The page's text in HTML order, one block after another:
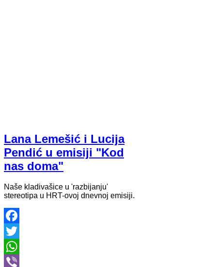
Lana Lemešić i Lucija
Pendić u emisiji "Kod
nas doma"
Naše kladivašice u 'razbijanju'
stereotipa u HRT-ovoj dnevnoj emisiji.
Facebook
Twitter
WhatsApp